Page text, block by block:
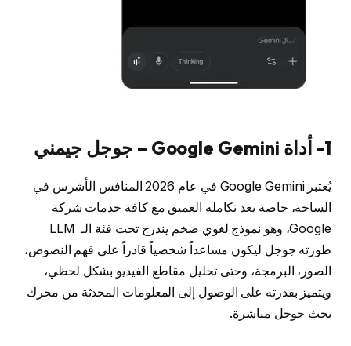
1- أداة Google Gemini – جوجل جيمني
يُعتبر Google Gemini في عام 2026 المنافس الأشرس في
الساحة، خاصة بعد تكامله العميق مع كافة خدمات شركة
Google، وهو نموذج لغوي ضخم يندرج تحت فئة الـ LLM
طورته جوجل ليكون مساعداً شخصياً قادراً على فهم النصوص،
الصور، البرمجة، وحتى تحليل مقاطع الفيديو بشكل لحظي،
ويتميز بقدرته على الوصول إلى المعلومات المحدثة من محرك
بحث جوجل مباشرة.